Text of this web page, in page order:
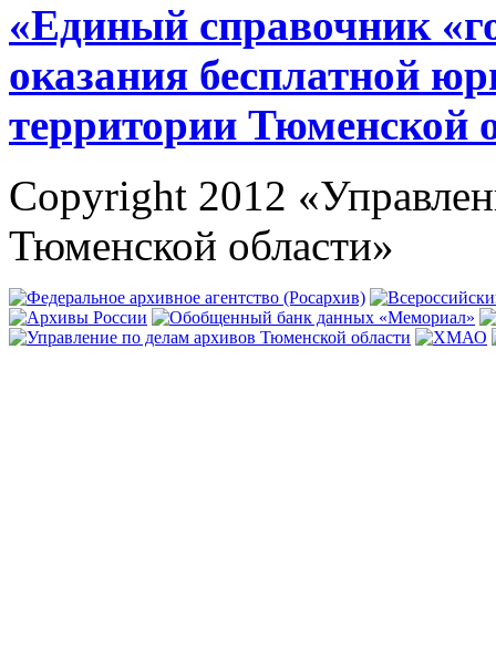
«Единый справочник
оказания бесплатной
территории Тюменской
Copyright 2012
Тюменской области»